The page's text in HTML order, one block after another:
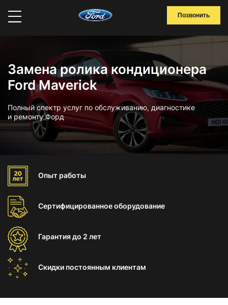
Позвонить
Замена ролика кондиционера
Ford Maverick
Полный спектр услуг по обслуживанию, диагностике
и ремонту Форд
Опыт работы
Сертифицированноеоборудование
Гарантиядо 2 лет
Скидки постоянным клиентам